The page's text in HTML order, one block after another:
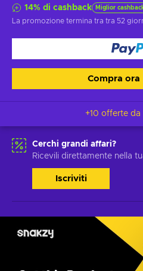
14% di cashback Miglior
La promozione termina tra tra 52
Compra ora
+10 offerte da
Cerchi grandi affari?
Ricevili direttamente nella
Iscriviti